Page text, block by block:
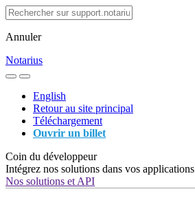
Annuler
Notarius
English
Retour au site principal
Téléchargement
Ouvrir un billet
Coin du développeur
Intégrez nos solutions dans vos applications
Nos solutions et API